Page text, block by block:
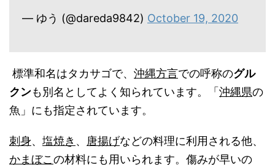
— ゆう (@dareda9842) October 19, 2020
標準和名はタカサゴで、 沖縄方言での呼称のグル
クンも別名としてよく知られています。「 沖縄県の
魚」にも指定されています。
刺身、 塩焼き 、 唐揚げなどの料理に利用される他、
かまぼこ の材料にも用いられます。傷みが早いの